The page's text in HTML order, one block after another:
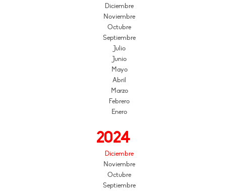
Diciembre
Noviembre
Octubre
Septiembre
Julio
Junio
Mayo
Abril
Marzo
Febrero
Enero
2024
Diciembre
Noviembre
Octubre
Septiembre